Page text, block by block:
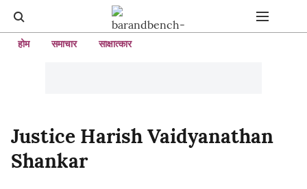
होम समाचार साक्षात्कार
Justice Harish Vaidyanathan
Shankar